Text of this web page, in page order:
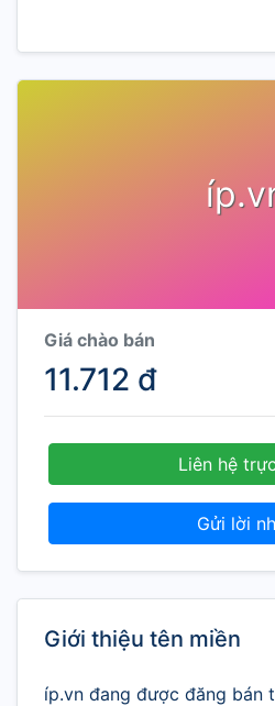
Giá chào bán
11.712 đ
Liên hệ
Gửi lời
Giới thiệu tên miền
íp.vn đang được đăng bán